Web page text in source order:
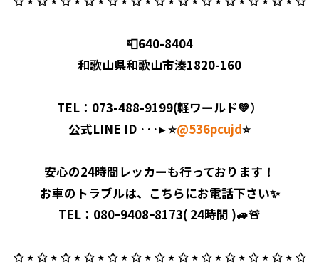
📮640-8404
和歌山県和歌山市湊1820-160
TEL：073-488-9199(軽ワールド💚）
公式LINE ID ···▸ ⭐️@536pcujd⭐️
安心の24時間レッカーも行っております！
お車のトラブルは、こちらにお電話下さい✨
TEL：080ｰ9408ｰ8173( 24時間 )🚙🚨
✩ ⋆ ✩ ⋆ ✩ ⋆ ✩ ⋆ ✩ ⋆ ✩ ⋆ ✩ ⋆ ✩ ⋆ ✩ ⋆ ✩ ⋆ ✩ ⋆ ✩ ⋆ ✩